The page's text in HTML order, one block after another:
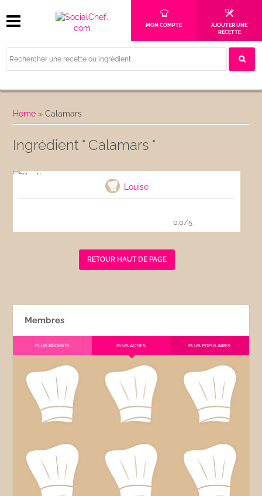
MON COMPTE
AJOUTER UNE
RECETTE
Home »Calamars
Ingrédient " Calamars "
Louise
0.0/5
RETOUR HAUT DE PAGE
Membres
PLUS RÉCENTS PLUS ACTIFS PLUS POPULAIRES